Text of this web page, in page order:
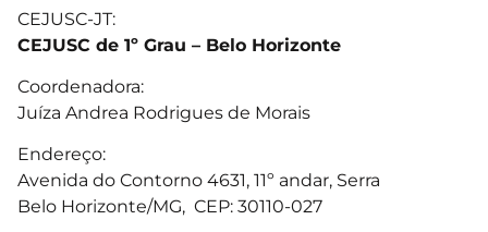
CEJUSC-JT:
CEJUSC de 1º Grau – Belo Horizonte
Coordenadora:
Juíza Andrea Rodrigues de Morais
Endereço:
Avenida do Contorno 4631, 11º andar, Serra
Belo Horizonte/MG, CEP: 30110-027